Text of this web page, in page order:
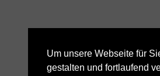
Um unsere Webseite für
gestalten und fortlaufend